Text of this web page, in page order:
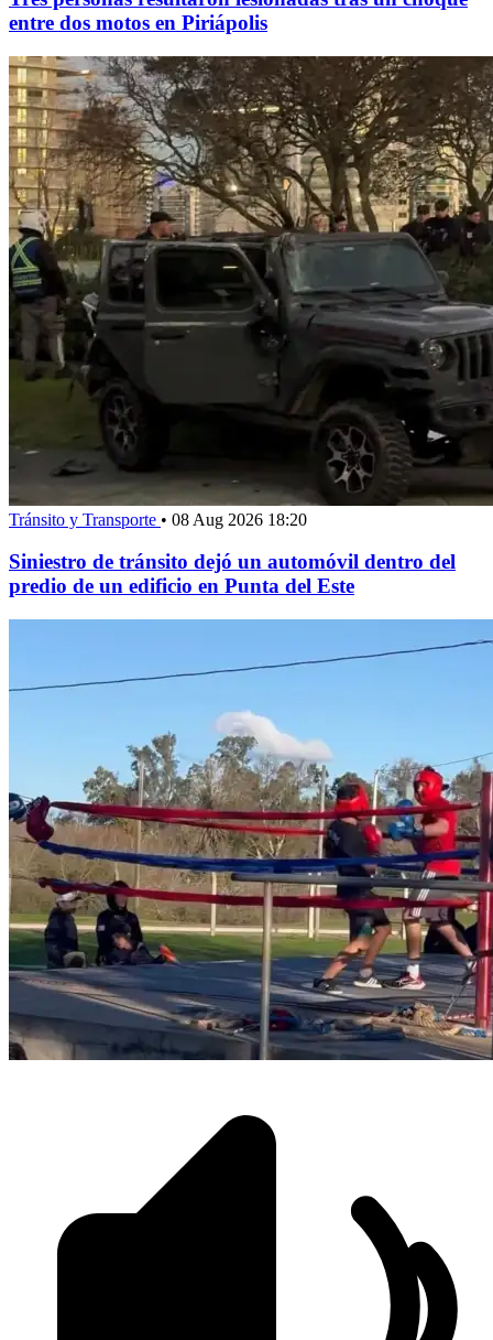
entre dos motos en Piriápolis
Tránsito y Transporte • 08 Aug 2026 18:20
Siniestro de tránsito dejó un automóvil dentro del
predio de un edificio en Punta del Este